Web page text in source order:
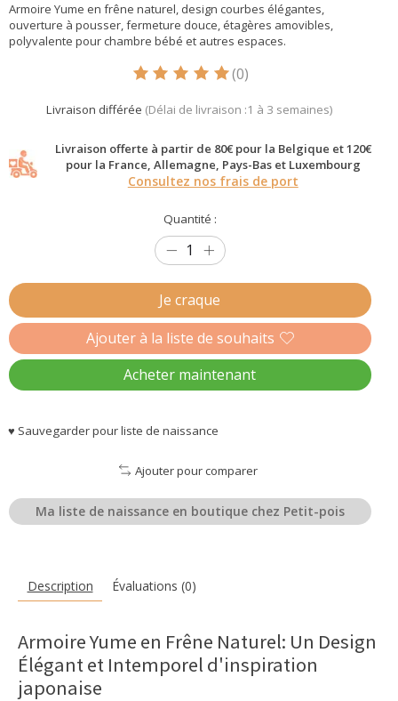
Armoire Yume en frêne naturel, design courbes élégantes,
ouverture à pousser, fermeture douce, étagères amovibles,
polyvalente pour chambre bébé et autres espaces.
Ce produit est évalué à
(0)
Livraison différée (Délai de livraison :1 à 3 semaines)
Livraison offerte à partir de 80€ pour la Belgique et 120€
pour la France, Allemagne, Pays-Bas et Luxembourg
Consultez nos frais de port
Quantité :
Je craque
Ajouter à la liste de souhaits
Acheter maintenant
♥ Sauvegarder pour liste de naissance
Ajouter pour comparer
Ma liste de naissance en boutique chez Petit-pois
Description Évaluations (0)
Armoire Yume en Frêne Naturel: Un Design
Élégant et Intemporel d'inspiration
japonaise